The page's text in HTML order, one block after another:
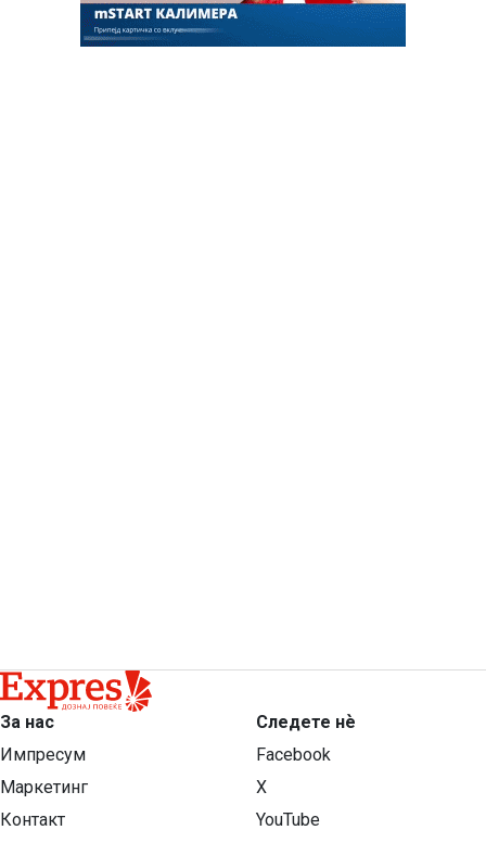
За нас
Импресум
Маркетинг
Контакт
Следете нѐ
Facebook
X
YouTube